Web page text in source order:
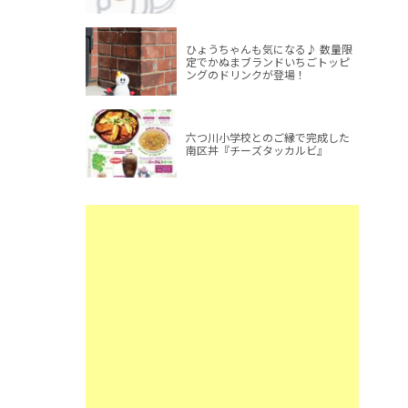
ひょうちゃんも気になる♪ 数量限
定でかぬまブランドいちごトッピ
ングのドリンクが登場！
六つ川小学校とのご縁で完成した
南区丼『チーズタッカルビ』